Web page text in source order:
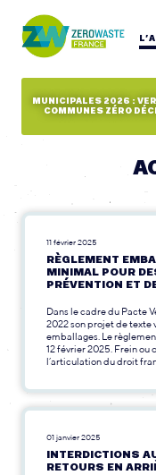
MUNICIPALES 2026 :
COMMUNES ZÉRO
11 février 2025
RÈGLEMENT
MINIMAL POUR
PRÉVENTION ET
Dans le cadre du Pacte
2022 son projet de texte
emballages. Le
12 février 2025. Frein ou
l’articulation du droit
01 janvier 2025
INTERDICTIONS
RETOURS EN